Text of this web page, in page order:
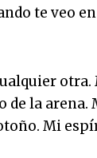
te veo
de la
Mi